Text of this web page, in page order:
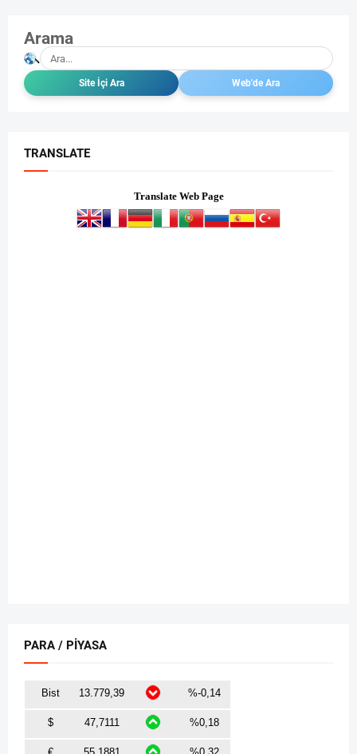
Arama
TRANSLATE
Translate Web Page
PARA / PİYASA